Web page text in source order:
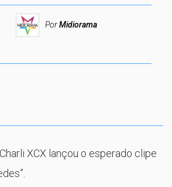
PorMidiorama
XCX lançou o esperado clipe